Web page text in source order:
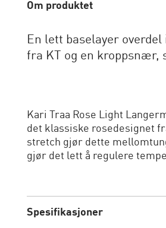
Om produktet
En lett baselayer
fra KT og en kroppsnær,
Kari Traa Rose Light
det klassiske rosedesignet
stretch gjør dette
gjør det lett å regulere
Spesifikasjoner